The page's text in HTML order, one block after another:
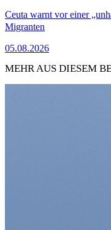
Ceuta warnt vor einer
Migranten
05.08.2026
MEHR AUS DIESEM